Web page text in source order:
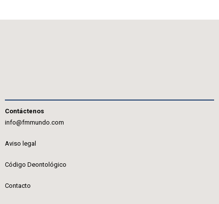
Contáctenos
info@fmmundo.com
Aviso legal
Código Deontológico
Contacto